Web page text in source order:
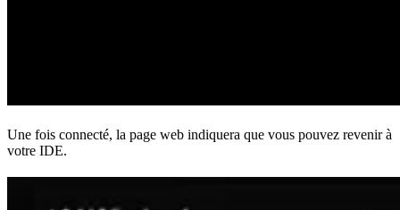
Une fois connecté, la page web indiquera que vous pouvez revenir à
votre IDE.